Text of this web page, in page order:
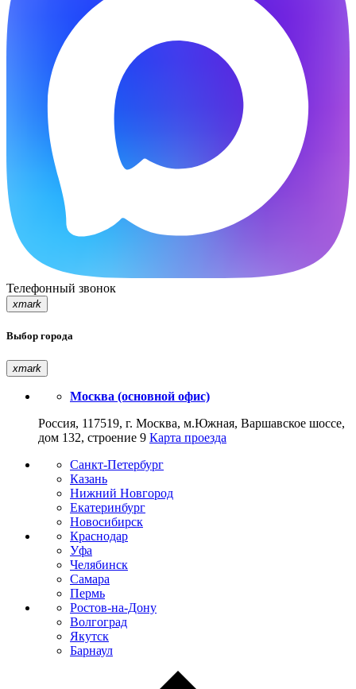
Телефонный звонок
xmark
Выбор города
xmark
Москва (основной офис)
Россия, 117519, г. Москва, м.Южная, Варшавское шоссе,
дом 132, строение 9 Карта проезда
Санкт-Петербург
Казань
Нижний Новгород
Екатеринбург
Новосибирск
Краснодар
Уфа
Челябинск
Самара
Пермь
Ростов-на-Дону
Волгоград
Якутск
Барнаул